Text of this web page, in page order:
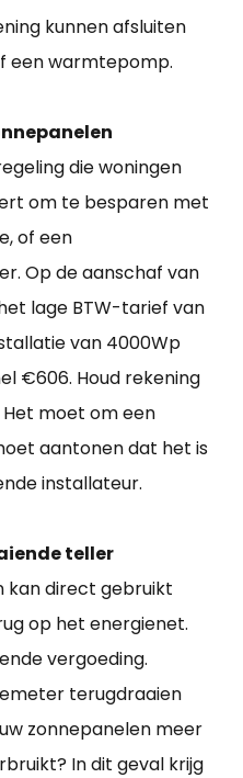
kunnen afsluiten
een warmtepomp.
die woningen
om te besparen met
of een
Op de aanschaf van
lage BTW-tarief van
van 4000Wp
€606. Houd rekening
moet om een
aantonen dat het is
installateur.
teller
kan direct gebruikt
op het energienet.
vergoeding.
terugdraaien
zonnepanelen meer
In dit geval krijg